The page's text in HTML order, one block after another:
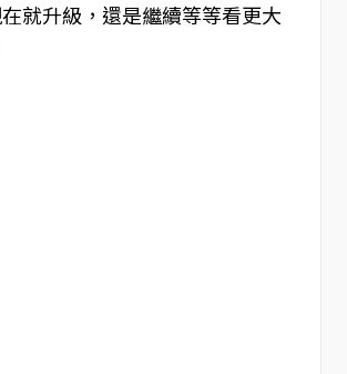
就升級，還是繼續等等看更大